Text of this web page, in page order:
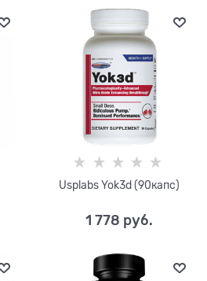
Usplabs Yok3d (90капс)
1 778 руб.